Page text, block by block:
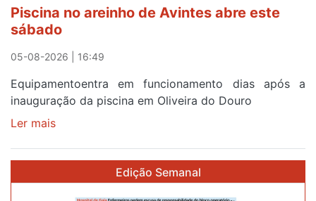
após
campanha
reforço
Piscina no areinho de Avintes abre este
sábado
05-08-2026 | 16:49
Equipamentoentra em funcionamento dias após a
inauguração da piscina em Oliveira do Douro
Ler mais
Edição Semanal